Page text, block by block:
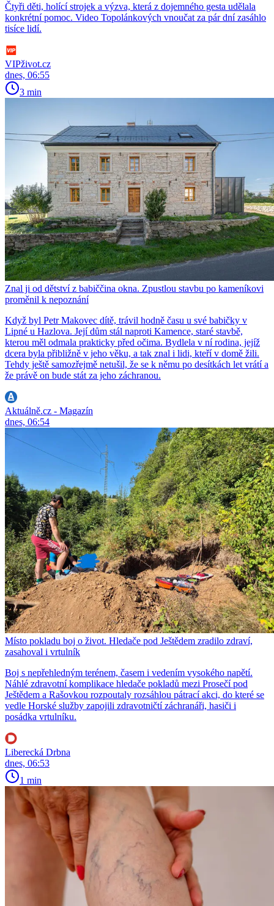
Čtyři děti, holící strojek a výzva, která z dojemného gesta udělala
konkrétní pomoc. Video Topolánkových vnoučat za pár dní zasáhlo
tisíce lidí.
VIPživot.cz
dnes, 06:55
3 min
Znal ji od dětství z babiččina okna. Zpustlou stavbu po kameníkovi
proměnil k nepoznání
Když byl Petr Makovec dítě, trávil hodně času u své babičky v
Lipné u Hazlova. Její dům stál naproti Kamence, staré stavbě,
kterou měl odmala prakticky před očima. Bydlela v ní rodina, jejíž
dcera byla přibližně v jeho věku, a tak znal i lidi, kteří v domě žili.
Tehdy ještě samozřejmě netušil, že se k němu po desítkách let vrátí a
že právě on bude stát za jeho záchranou.
Aktuálně.cz - Magazín
dnes, 06:54
Místo pokladu boj o život. Hledače pod Ještědem zradilo zdraví,
zasahoval i vrtulník
Boj s nepřehledným terénem, časem i vedením vysokého napětí.
Náhlé zdravotní komplikace hledače pokladů mezi Prosečí pod
Ještědem a Rašovkou rozpoutaly rozsáhlou pátrací akci, do které se
vedle Horské služby zapojili zdravotničtí záchranáři, hasiči i
posádka vrtulníku.
Liberecká Drbna
dnes, 06:53
1 min